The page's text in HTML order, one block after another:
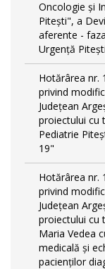
Oncologie și
Pitești", a
aferente -
Urgență Pitești
Hotărârea nr.
privind
Județean
proiectului cu
Pediatrie
19"
Hotărârea nr.
privind
Județean
proiectului cu
Maria Vedea
medicală și
pacienților